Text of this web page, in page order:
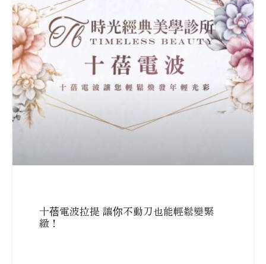
十蓓電波拉提 讓你不動刀也能輕鬆變緊
緻！